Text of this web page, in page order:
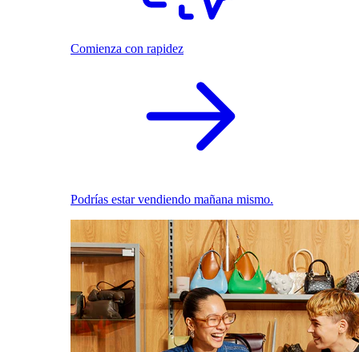
Comienza con rapidez
Podrías estar vendiendo mañana mismo.